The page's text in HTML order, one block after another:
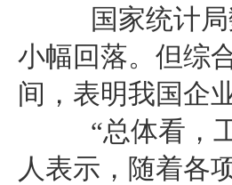
国家统计局
小幅回落。但综
间，表明我国企
“总体看，工
人表示，随着各